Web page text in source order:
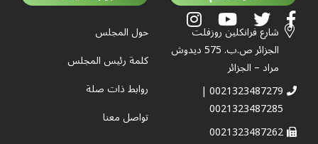
شارع فرانكلين روزفلت
الجزائر ص.ب. 575 ديدوش
مراد – الجزائر
0021323487279 |
0021323487285
0021323487262
حول المجلس
كلمة رئيس المجلس
روابط ذات صلة
تواصل معنا